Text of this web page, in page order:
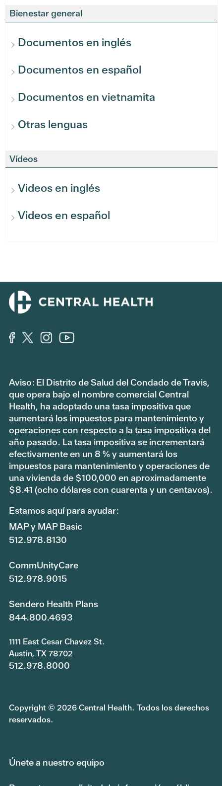
Bienestar general
Documentos en inglés
Documentos en español
Documentos en vietnamita
Otras lenguas
Vídeos
Videos en inglés
Videos en español
Aviso: El Distrito de Salud del Condado de Travis,
que opera bajo el nombre comercial Central
Health, ha adoptado una tasa impositiva que
aumentará los impuestos para mantenimiento y
operaciones con respecto a la tasa impositiva del
año pasado. La tasa impositiva se incrementará
efectivamente en un 8 % y aumentará los
impuestos para mantenimiento y operaciones de
una vivienda de $100,000 en aproximadamente
$8.41 (ocho dólares con cuarenta y un centavos).
Estamos aquí para ayudar:
MAP y MAP Basic
512.978.8130
CommUnityCare
512.978.9015
Sendero Health Plans
844.800.4693
1111 East Cesar Chavez St.
Austin, TX 78702
512.978.8000
Copyright © 2026 Central Health. Todos los derechos
reservados.
Únete a nuestro equipo